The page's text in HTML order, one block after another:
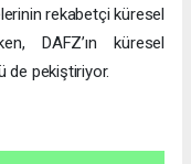
rekabetçi küresel
DAFZ’ın küresel
de pekiştiriyor.